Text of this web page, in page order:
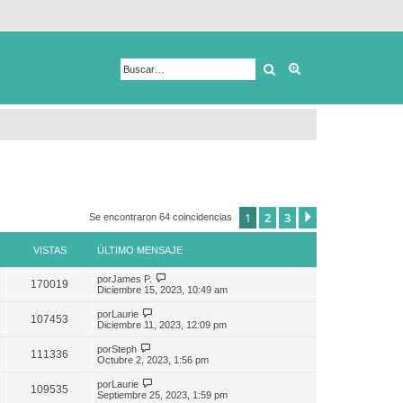
Buscar
Se encontraron 64 coincidencias 1 2 3
VISTAS ÚLTIMO MENSAJE
170019 porJames P.
Diciembre 15, 2023, 10:49 am
107453 porLaurie
Diciembre 11, 2023, 12:09 pm
111336 porSteph
Octubre 2, 2023, 1:56 pm
109535 porLaurie
Septiembre 25, 2023, 1:59 pm